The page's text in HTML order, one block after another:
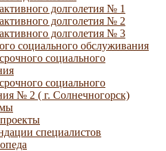
долголетия № 1
долголетия № 2
долголетия № 3
социального обслуживания
социального
социального
№ 2 ( г. Солнечногорск)
специалистов